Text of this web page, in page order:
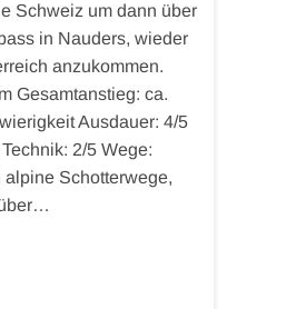
Schweiz um dann über
in Nauders, wieder
anzukommen.
Gesamtanstieg: ca.
Ausdauer: 4/5
2/5 Wege:
alpine Schotterwege,